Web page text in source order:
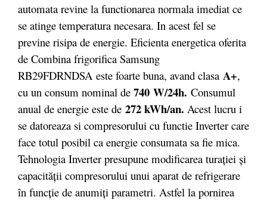
automata revine la functionarea normala imediat ce
se atinge temperatura necesara. In acest fel se
previne risipa de energie. Eficienta energetica oferita
de Combina frigorifica Samsung
RB29FDRNDSA este foarte buna, avand clasa A+,
cu un consum nominal de 740 W/24h. Consumul
anual de energie este de 272 kWh/an. Acest lucru i
se datoreaza si compresorului cu functie Inverter care
face totul posibil ca energie consumata sa fie mica.
Tehnologia Inverter presupune modificarea turației și
capacității compresorului unui aparat de refrigerare
în funcție de anumiți parametri. Astfel la pornirea